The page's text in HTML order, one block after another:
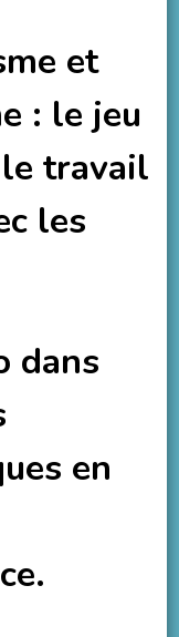
et
: le jeu
travail
les
dans
en